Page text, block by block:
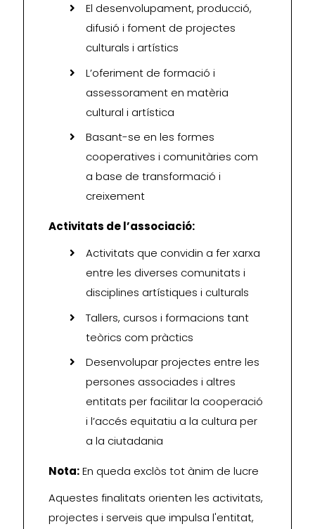
El desenvolupament, producció,
difusió i foment de projectes
culturals i artístics
L’oferiment de formació i
assessorament en matèria
cultural i artística
Basant-se en les formes
cooperatives i comunitàries com
a base de transformació i
creixement
Activitats de l’associació:
Activitats que convidin a fer xarxa
entre les diverses comunitats i
disciplines artístiques i culturals
Tallers, cursos i formacions tant
teòrics com pràctics
Desenvolupar projectes entre les
persones associades i altres
entitats per facilitar la cooperació
i l’accés equitatiu a la cultura per
a la ciutadania
Nota:En queda exclòs tot ànim de lucre
Aquestes finalitats orienten les activitats,
projectes i serveis que impulsa l'entitat,